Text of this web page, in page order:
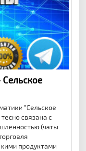
"Сельское
связана с
(чаты
продуктами